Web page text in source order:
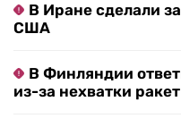
В Иране сделали
США
В Финляндии
из-за нехватки